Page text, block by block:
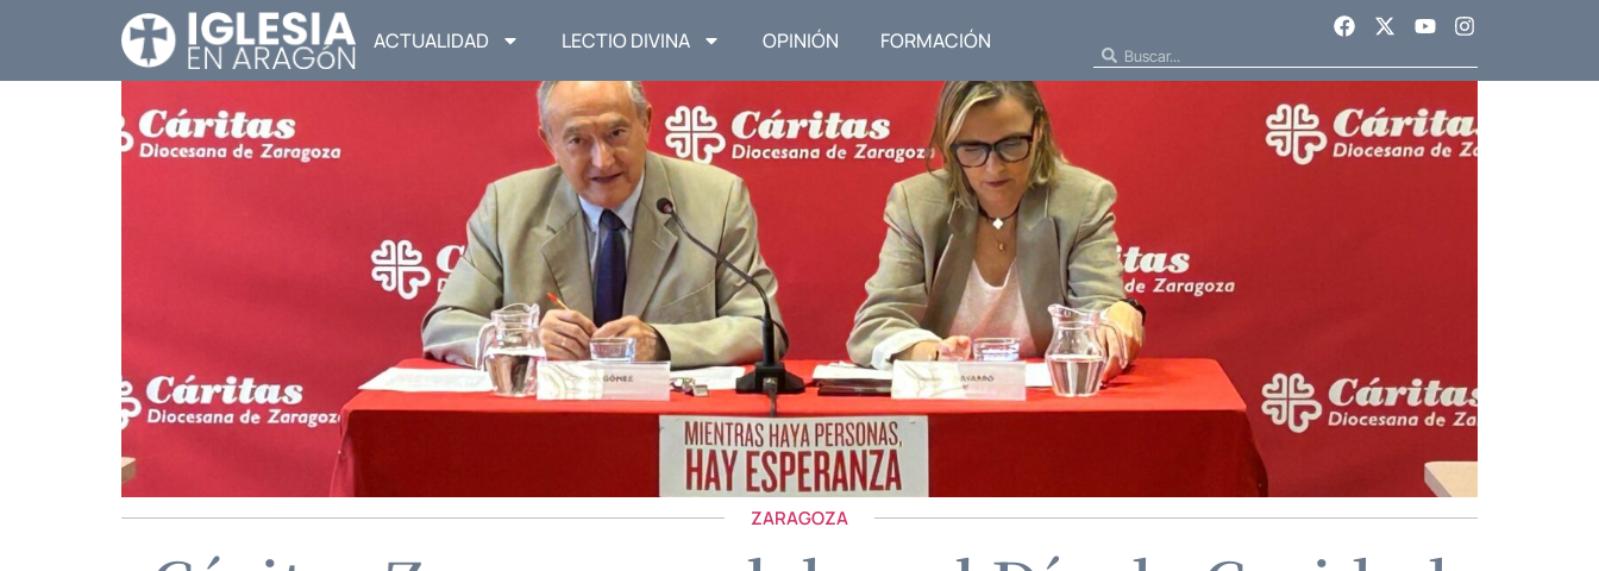
ACTUALIDAD LECTIO DIVINA OPINIÓN FORMACIÓN
ZARAGOZA